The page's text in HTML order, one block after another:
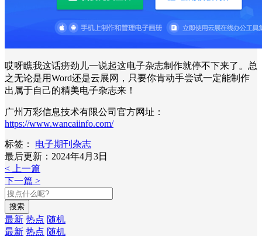
哎呀瞧我这话痨劲儿一说起这电子杂志制作就停不下来了。总
之无论是用Word还是云展网，只要你肯动手尝试一定能制作
出属于自己的精美电子杂志来！
广州万彩信息技术有限公司官方网址：
https://www.wancaiinfo.com/
标签：
电子期刊杂志
最后更新：2024年4月3日
< 上一篇
下一篇 >
搜索
最新 热点 随机
最新 热点 随机